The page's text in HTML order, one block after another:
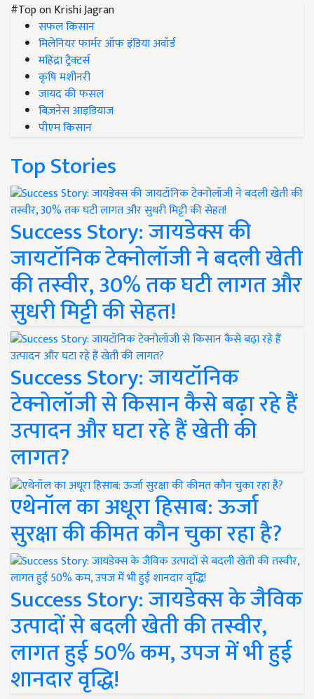
#Top on Krishi Jagran
सफल किसान
मिलेनियर फार्मर ऑफ इंडिया अवॉर्ड
महिंद्रा ट्रैक्टर्स
कृषि मशीनरी
जायद की फसल
बिज़नेस आइडियाज
पीएम किसान
Top Stories
Success Story: जायडेक्स की
जायटॉनिक टेक्नोलॉजी ने बदली खेती
की तस्वीर, 30% तक घटी लागत और
सुधरी मिट्टी की सेहत!
Success Story: जायटॉनिक
टेक्नोलॉजी से किसान कैसे बढ़ा रहे हैं
उत्पादन और घटा रहे हैं खेती की
लागत?
एथेनॉल का अधूरा हिसाब: ऊर्जा
सुरक्षा की कीमत कौन चुका रहा है?
Success Story: जायडेक्स के जैविक
उत्पादों से बदली खेती की तस्वीर,
लागत हुई 50% कम, उपज में भी हुई
शानदार वृद्धि!